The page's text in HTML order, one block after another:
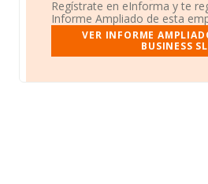
Regístrate en eInforma y te
Informe Ampliado de esta
VER INFORME
BUSINESS